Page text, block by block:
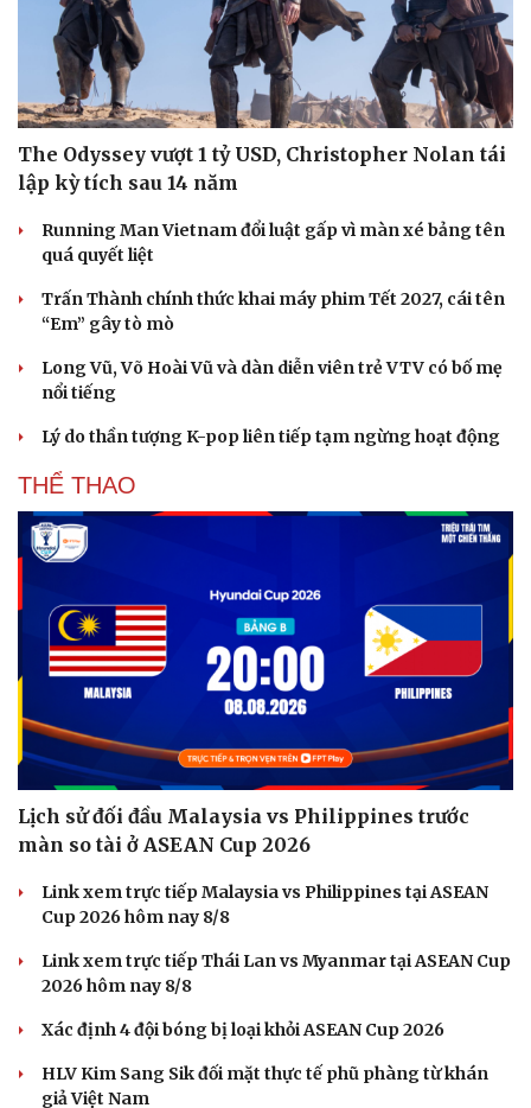
Tư vấn
Săn Tour
check-in
Câu chuyện thời sự
Cửa sổ tình yêu
Kể chuyện cho bé
Hạt giống tâm hồn
The Odyssey vượt 1 tỷ USD, Christopher Nolan tái
lập kỳ tích sau 14 năm
Running Man Vietnam đổi luật gấp vì màn xé bảng tên
quá quyết liệt
Trấn Thành chính thức khai máy phim Tết 2027, cái tên
“Em” gây tò mò
Long Vũ, Võ Hoài Vũ và dàn diễn viên trẻ VTV có bố mẹ
nổi tiếng
Lý do thần tượng K-pop liên tiếp tạm ngừng hoạt động
THỂ THAO
Lịch sử đối đầu Malaysia vs Philippines trước
màn so tài ở ASEAN Cup 2026
Link xem trực tiếp Malaysia vs Philippines tại ASEAN
Cup 2026 hôm nay 8/8
Link xem trực tiếp Thái Lan vs Myanmar tại ASEAN Cup
2026 hôm nay 8/8
Xác định 4 đội bóng bị loại khỏi ASEAN Cup 2026
HLV Kim Sang Sik đối mặt thực tế phũ phàng từ khán
giả Việt Nam